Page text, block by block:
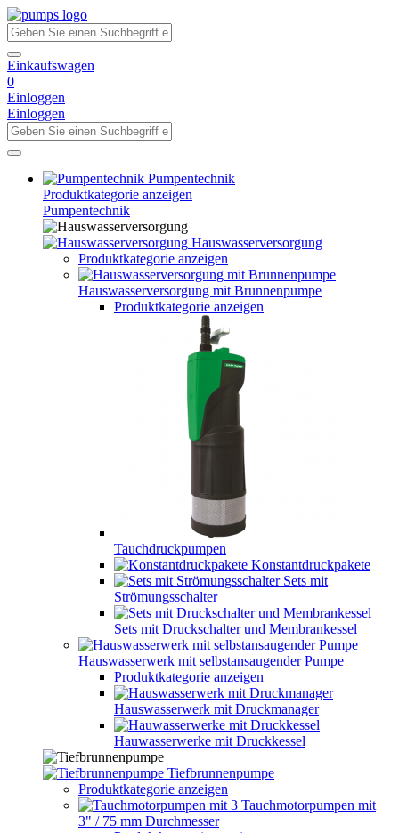
Einkaufswagen
0
Einloggen
Einloggen
Pumpentechnik
Produktkategorie anzeigen
Pumpentechnik
Hauswasserversorgung
Produktkategorie anzeigen
Hauswasserversorgung mit Brunnenpumpe
Produktkategorie anzeigen
Tauchdruckpumpen
Konstantdruckpakete
Sets mit
Strömungsschalter
Sets mit Druckschalter und Membrankessel
Hauswasserwerk mit selbstansaugender Pumpe
Produktkategorie anzeigen
Hauswasserwerk mit Druckmanager
Hauwasserwerke mit Druckkessel
Tiefbrunnenpumpe
Produktkategorie anzeigen
Tauchmotorpumpen mit
3" / 75 mm Durchmesser